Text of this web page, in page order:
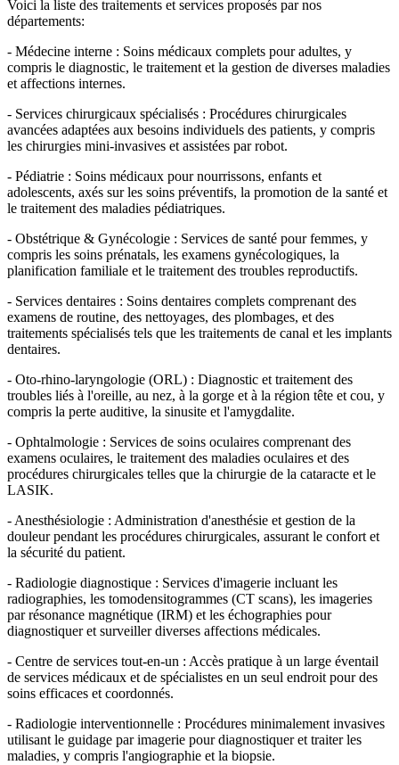
Voici la liste des traitements et services proposés par nos
départements:
- Médecine interne : Soins médicaux complets pour adultes, y
compris le diagnostic, le traitement et la gestion de diverses maladies
et affections internes.
- Services chirurgicaux spécialisés : Procédures chirurgicales
avancées adaptées aux besoins individuels des patients, y compris
les chirurgies mini-invasives et assistées par robot.
- Pédiatrie : Soins médicaux pour nourrissons, enfants et
adolescents, axés sur les soins préventifs, la promotion de la santé et
le traitement des maladies pédiatriques.
- Obstétrique & Gynécologie : Services de santé pour femmes, y
compris les soins prénatals, les examens gynécologiques, la
planification familiale et le traitement des troubles reproductifs.
- Services dentaires : Soins dentaires complets comprenant des
examens de routine, des nettoyages, des plombages, et des
traitements spécialisés tels que les traitements de canal et les implants
dentaires.
- Oto-rhino-laryngologie (ORL) : Diagnostic et traitement des
troubles liés à l'oreille, au nez, à la gorge et à la région tête et cou, y
compris la perte auditive, la sinusite et l'amygdalite.
- Ophtalmologie : Services de soins oculaires comprenant des
examens oculaires, le traitement des maladies oculaires et des
procédures chirurgicales telles que la chirurgie de la cataracte et le
LASIK.
- Anesthésiologie : Administration d'anesthésie et gestion de la
douleur pendant les procédures chirurgicales, assurant le confort et
la sécurité du patient.
- Radiologie diagnostique : Services d'imagerie incluant les
radiographies, les tomodensitogrammes (CT scans), les imageries
par résonance magnétique (IRM) et les échographies pour
diagnostiquer et surveiller diverses affections médicales.
- Centre de services tout-en-un : Accès pratique à un large éventail
de services médicaux et de spécialistes en un seul endroit pour des
soins efficaces et coordonnés.
- Radiologie interventionnelle : Procédures minimalement invasives
utilisant le guidage par imagerie pour diagnostiquer et traiter les
maladies, y compris l'angiographie et la biopsie.